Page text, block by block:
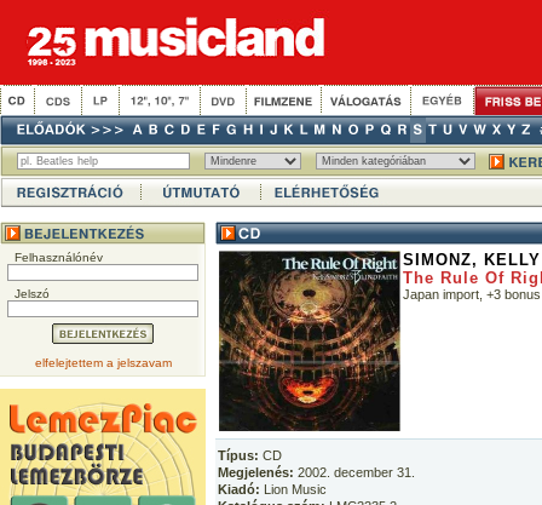
Felhasználónév
Jelszó
elfelejtettem a jelszavam
SIMONZ,
The Rule Of
Japan import, +3
Típus: CD
Megjelenés: 2002. december 31.
Kiadó: Lion Music